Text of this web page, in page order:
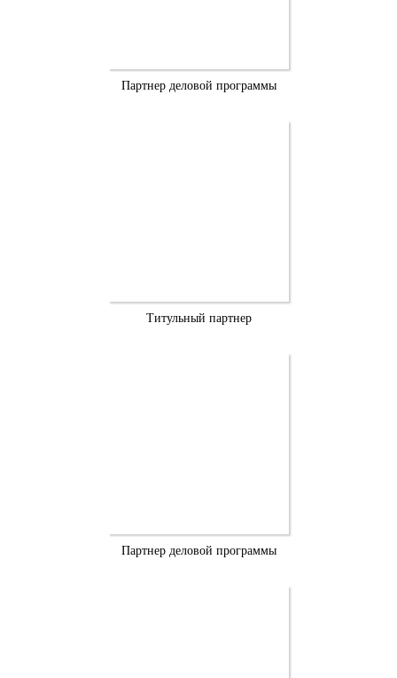
Партнер деловой программы
Титульный партнер
Партнер деловой программы